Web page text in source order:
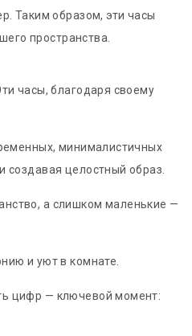
Таким образом, эти часы
пространства.
часы, благодаря своему
минималистичных
создавая целостный образ.
а слишком маленькие —
и уют в комнате.
цифр — ключевой момент: